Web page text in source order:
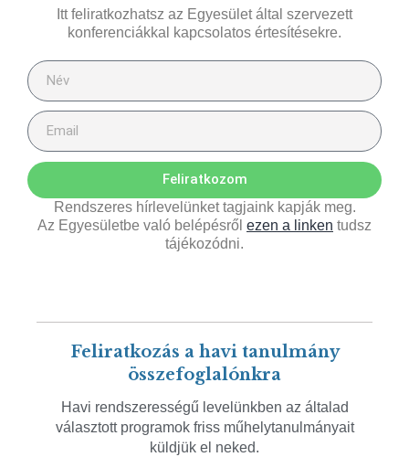
Itt feliratkozhatsz az Egyesület által szervezett
konferenciákkal kapcsolatos értesítésekre.
Feliratkozom
Rendszeres hírlevelünket tagjaink kapják meg.
Az Egyesületbe való belépésről ezen a linken tudsz
tájékozódni.
Feliratkozás a havi tanulmány
összefoglalónkra
Havi rendszerességű levelünkben az általad
választott programok friss műhelytanulmányait
küldjük el neked.